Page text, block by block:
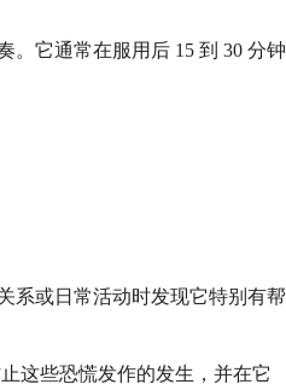
它通常在服用后 15 到 30 分钟
系或日常活动时发现它特别有帮
这些恐慌发作的发生，并在它